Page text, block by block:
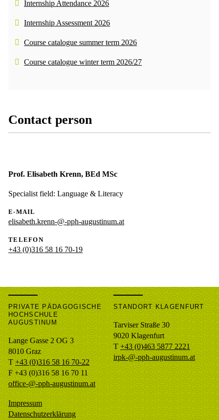
Internship Attendance 2026
Internship Assessment 2026
Course catalogue summer term 2026
Course catalogue winter term 2026/27
Contact person
Prof. Elisabeth Krenn, BEd MSc
Specialist field: Language & Literacy
E-MAIL
elisabeth.krenn-@-pph-augustinum.at
TELEFON
+43 (0)316 58 16 70-19
PRIVATE PÄDAGOGISCHE
HOCHSCHULE
AUGUSTINUM
Lange Gasse 2 OG 3
8010 Graz
T +43 (0)316 58 16 70-22
F +43 (0)316 58 16 70 11
office-@-pph-augustinum.at
Impressum
Datenschutzerklärung
STANDORT KLAGENFURT
Tarviser Straße 30
9020 Klagenfurt
T +43 (0)463 5877 2221
irpk-@-pph-augustinum.at